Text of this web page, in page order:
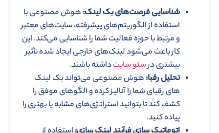
شناسایی فرصت‌های بک ‌لینک:هوش مصنوعی با
استفاده از الگوریتم‌های پیشرفته، سایت‌های معتبر
و مرتبط با حوزه فعالیت شما را شناسایی می‌کند. این
کار باعث می‌شود لینک‌های خارجی ایجاد شده تأثیر
بیشتری درسئو سایتداشته باشند.
تحلیل رقبا:هوش مصنوعی می‌تواند بک ‌لینک
‌های رقبای شما را آنالیز کرده و الگوهای موفق را
کشف کند تا بتوانید استراتژی‌های مشابه یا بهتری را
پیاده کنید.